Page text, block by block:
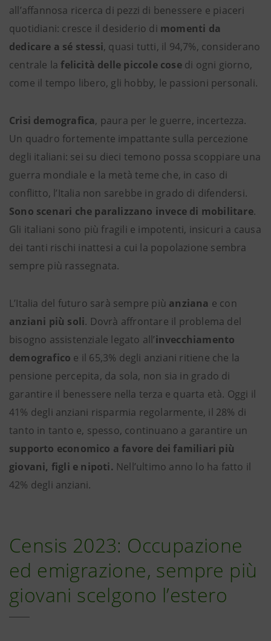
all’affannosa ricerca di pezzi di benessere e piaceri
quotidiani: cresce il desiderio di momenti da
dedicare a sé stessi, quasi tutti, il 94,7%, considerano
centrale la felicità delle piccole cosedi ogni giorno,
come il tempo libero, gli hobby, le passioni personali.
Crisi demografica, paura per le guerre, incertezza.
Un quadro fortemente impattante sulla percezione
degli italiani: sei su dieci temono possa scoppiare una
guerra mondiale e la metà teme che, in caso di
conflitto, l’Italia non sarebbe in grado di difendersi.
Sono scenari che paralizzano invece di mobilitare.
Gli italiani sono più fragili e impotenti, insicuri a causa
dei tanti rischi inattesi a cui la popolazione sembra
sempre più rassegnata.
L’Italia del futuro sarà sempre più anziana e con
anziani più soli. Dovrà affrontare il problema del
bisogno assistenziale legato all’invecchiamento
demografico e il 65,3% degli anziani ritiene che la
pensione percepita, da sola, non sia in grado di
garantire il benessere nella terza e quarta età. Oggi il
41% degli anziani risparmia regolarmente, il 28% di
tanto in tanto e, spesso, continuano a garantire un
supporto economico a favore dei familiari più
giovani, figli e nipoti. Nell’ultimo anno lo ha fatto il
42% degli anziani.
Censis 2023: Occupazione
ed emigrazione, sempre più
giovani scelgono l’estero